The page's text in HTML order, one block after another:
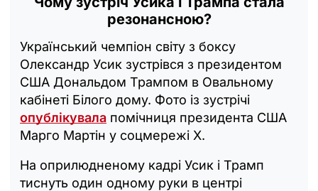
резонансною?
Український чемпіон світу з боксу
Олександр Усик зустрівся з президентом
США Дональдом Трампом в Овальному
кабінеті Білого дому. Фото із зустрічі
опублікувала помічниця президента США
Марго Мартін у соцмережі X.
На оприлюдненому кадрі Усик і Трамп
тиснуть один одному руки в центрі